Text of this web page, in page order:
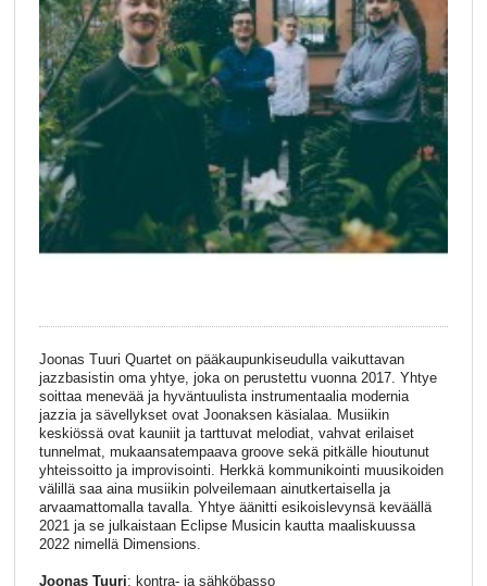
Joonas Tuuri Quartet on pääkaupunkiseudulla vaikuttavan
jazzbasistin oma yhtye, joka on perustettu vuonna 2017. Yhtye
soittaa menevää ja hyväntuulista instrumentaalia modernia
jazzia ja sävellykset ovat Joonaksen käsialaa. Musiikin
keskiössä ovat kauniit ja tarttuvat melodiat, vahvat erilaiset
tunnelmat, mukaansatempaava groove sekä pitkälle hioutunut
yhteissoitto ja improvisointi. Herkkä kommunikointi muusikoiden
välillä saa aina musiikin polveilemaan ainutkertaisella ja
arvaamattomalla tavalla. Yhtye äänitti esikoislevynsä keväällä
2021 ja se julkaistaan Eclipse Musicin kautta maaliskuussa
2022 nimellä Dimensions.
Joonas Tuuri: kontra- ja sähköbasso